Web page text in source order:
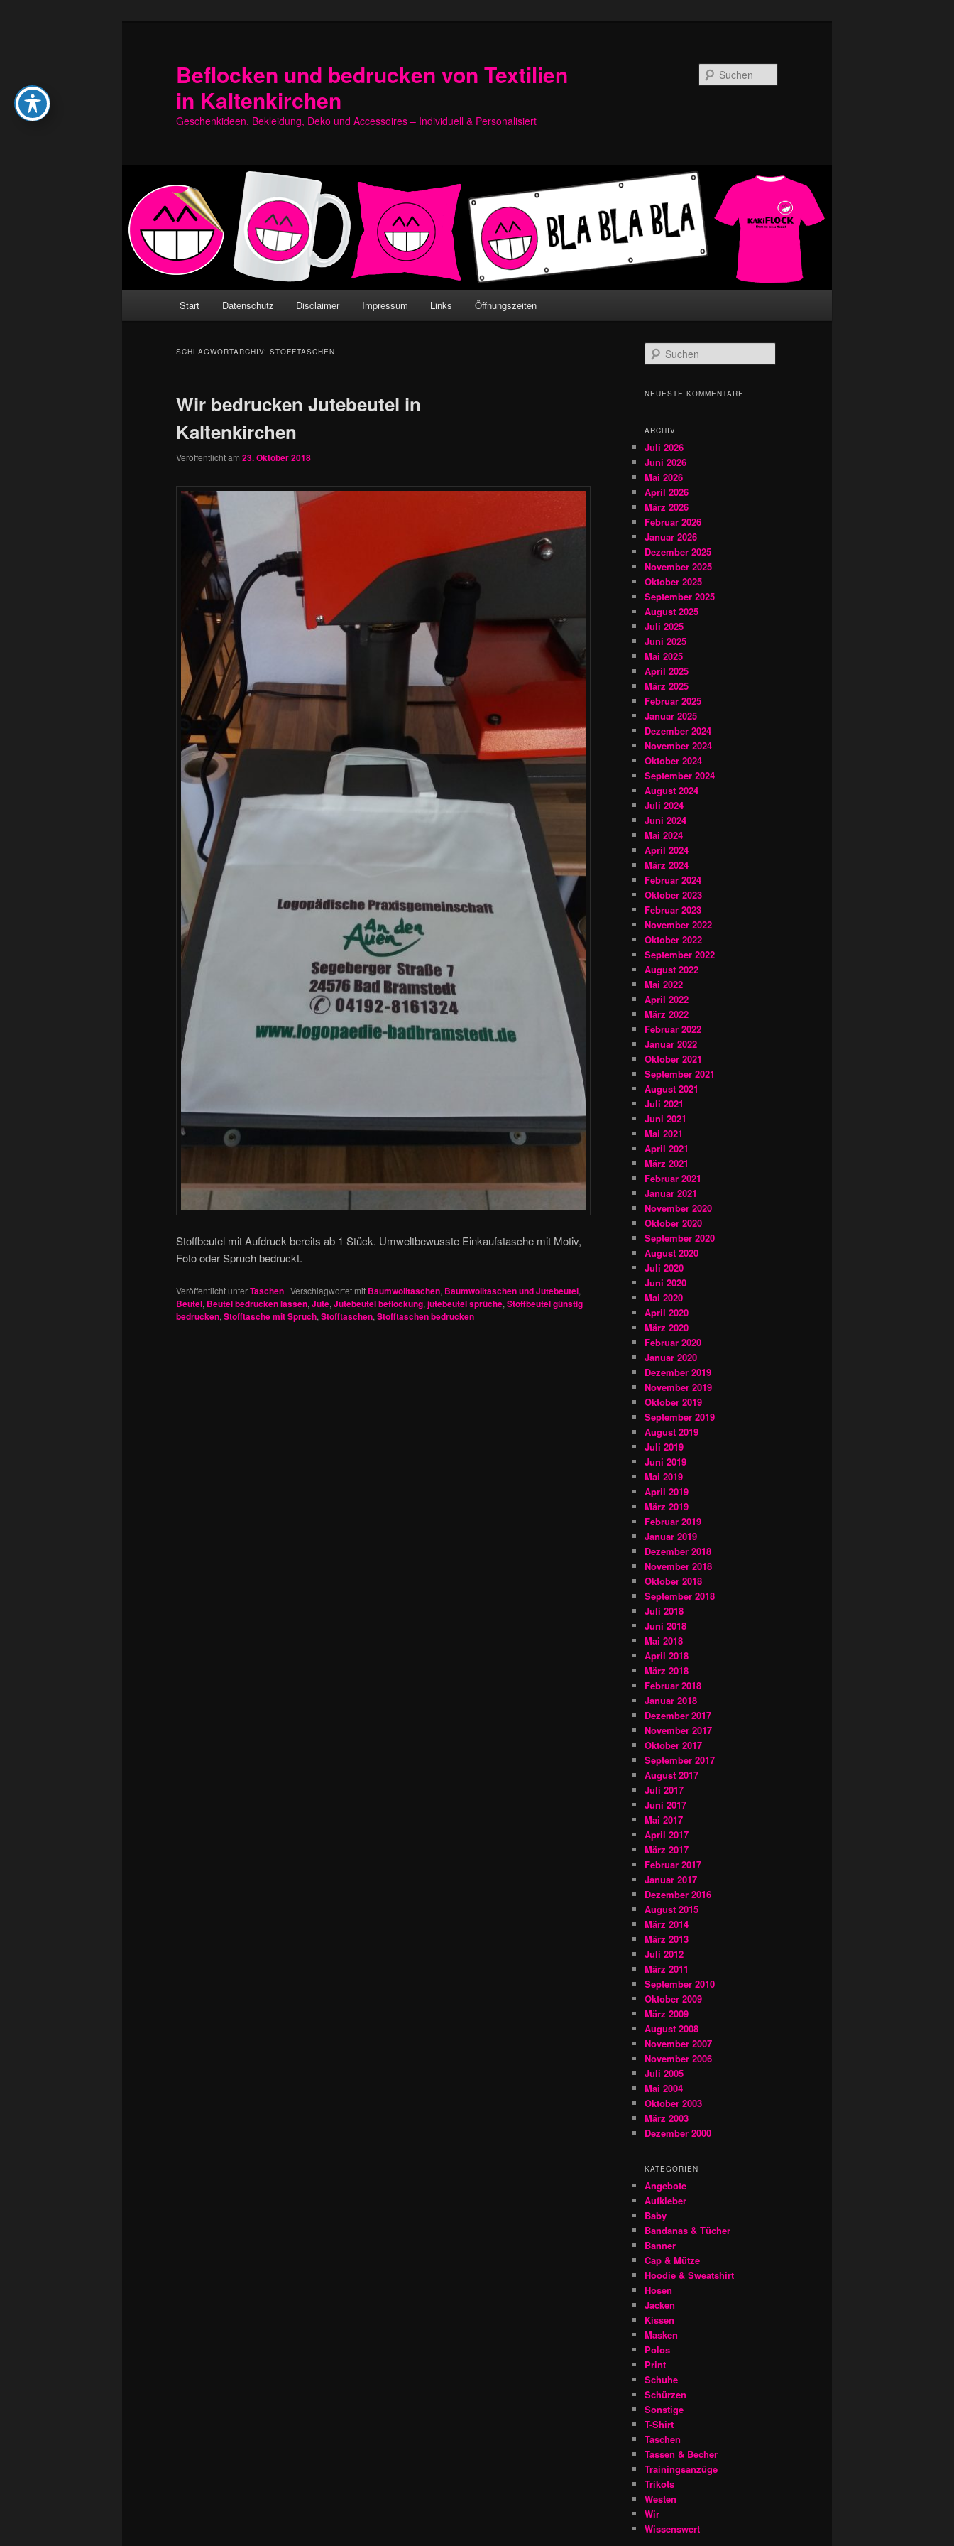
Beflocken und bedrucken von Textilien
in Kaltenkirchen
Geschenkideen, Bekleidung, Deko und Accessoires – Individuell & Personalisiert
Start Datenschutz Disclaimer Impressum Links Öffnungszeiten
SCHLAGWORTARCHIV: STOFFTASCHEN
Wir bedrucken Jutebeutel in
Kaltenkirchen
Veröffentlicht am 23. Oktober 2018
Stoffbeutel mit Aufdruck bereits ab 1 Stück. Umweltbewusste Einkaufstasche mit Motiv,
Foto oder Spruch bedruckt.
Veröffentlicht unterTaschen | Verschlagwortet mit Baumwolltaschen, Baumwolltaschen und Jutebeutel,
Beutel, Beutel bedrucken lassen, Jute, Jutebeutel beflockung, jutebeutel sprüche, Stoffbeutel günstig
bedrucken, Stofftasche mit Spruch, Stofftaschen, Stofftaschen bedrucken
u
h
NEUESTE KOMMENTARE
ARCHIV
Juli 2026
Juni 2026
Mai 2026
April 2026
März 2026
Februar 2026
Januar 2026
Dezember 2025
November 2025
Oktober 2025
September 2025
August 2025
Juli 2025
Juni 2025
Mai 2025
April 2025
März 2025
Februar 2025
Januar 2025
Dezember 2024
November 2024
Oktober 2024
September 2024
August 2024
Juli 2024
Juni 2024
Mai 2024
April 2024
März 2024
Februar 2024
Oktober 2023
Februar 2023
November 2022
Oktober 2022
September 2022
August 2022
Mai 2022
April 2022
März 2022
Februar 2022
Januar 2022
Oktober 2021
September 2021
August 2021
Juli 2021
Juni 2021
Mai 2021
April 2021
März 2021
Februar 2021
Januar 2021
November 2020
Oktober 2020
September 2020
August 2020
Juli 2020
Juni 2020
Mai 2020
April 2020
März 2020
Februar 2020
Januar 2020
Dezember 2019
November 2019
Oktober 2019
September 2019
August 2019
Juli 2019
Juni 2019
Mai 2019
April 2019
März 2019
Februar 2019
Januar 2019
Dezember 2018
November 2018
Oktober 2018
September 2018
Juli 2018
Juni 2018
Mai 2018
April 2018
März 2018
Februar 2018
Januar 2018
Dezember 2017
November 2017
Oktober 2017
September 2017
August 2017
Juli 2017
Juni 2017
Mai 2017
April 2017
März 2017
Februar 2017
Januar 2017
Dezember 2016
August 2015
März 2014
März 2013
Juli 2012
März 2011
September 2010
Oktober 2009
März 2009
August 2008
November 2007
November 2006
Juli 2005
Mai 2004
Oktober 2003
März 2003
Dezember 2000
KATEGORIEN
Angebote
Aufkleber
Baby
Bandanas & Tücher
Banner
Cap & Mütze
Hoodie & Sweatshirt
Hosen
Jacken
Kissen
Masken
Polos
Print
Schuhe
Schürzen
Sonstige
T-Shirt
Taschen
Tassen & Becher
Trainingsanzüge
Trikots
Westen
Wir
Wissenswert